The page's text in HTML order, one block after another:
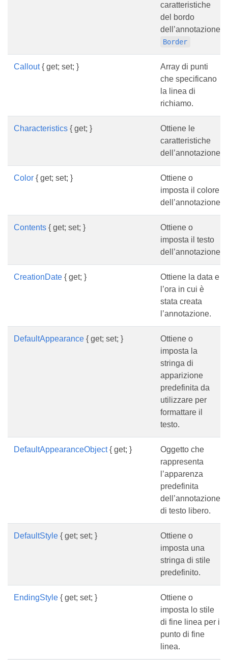
caratteristiche
del bordo
dell’annotazione.
Border
Callout{ get; set; }
Array di punti
che specificano
la linea di
richiamo.
Characteristics { get; }
Ottiene le
caratteristiche
dell’annotazione.
Color { get; set; }
Ottiene o
imposta il colore
dell’annotazione.
Contents { get; set; }
Ottiene o
imposta il testo
dell’annotazione.
CreationDate { get; }
Ottiene la data e
l’ora in cui è
stata creata
l’annotazione.
DefaultAppearance { get; set; }
Ottiene o
imposta la
stringa di
apparizione
predefinita da
utilizzare per
formattare il
testo.
DefaultAppearanceObject{ get; }
Oggetto che
rappresenta
l’apparenza
predefinita
dell’annotazione
di testo libero.
DefaultStyle { get; set; }
Ottiene o
imposta una
stringa di stile
predefinito.
EndingStyle { get; set; }
Ottiene o
imposta lo stile
di fine linea per il
punto di fine
linea.